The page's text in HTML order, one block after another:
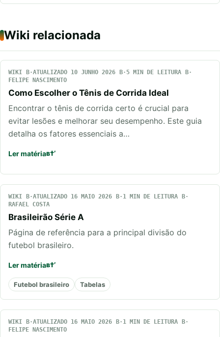
Wiki relacionada
WIKI ATUALIZADO 10 JUNHO 2026
5 MIN DE LEITURA
FELIPE NASCIMENTO
Como Escolher o Tênis de Corrida Ideal
Encontrar o tênis de corrida certo é crucial para
evitar lesões e melhorar seu desempenho. Este guia
detalha os fatores essenciais a…
Ler matéria
WIKI ATUALIZADO 16 MAIO 2026
1 MIN DE LEITURA
RAFAEL COSTA
Brasileirão Série A
Página de referência para a principal divisão do
futebol brasileiro.
Ler matéria
Futebol brasileiro Tabelas
WIKI ATUALIZADO 16 MAIO 2026
1 MIN DE LEITURA
FELIPE NASCIMENTO